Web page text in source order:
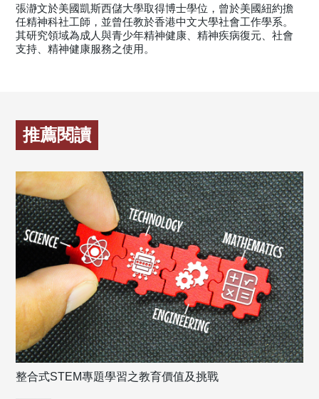
張瀞文於美國凱斯西儲大學取得博士學位，曾於美國紐約擔
任精神科社工師，並曾任教於香港中文大學社會工作學系。
其研究領域為成人與青少年精神健康、精神疾病復元、社會
支持、精神健康服務之使用。
推薦閱讀
整合式STEM專題學習之教育價值及挑戰